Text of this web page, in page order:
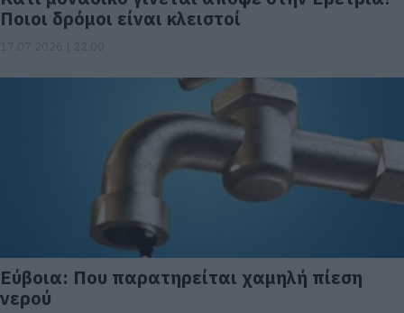
Ποιοι δρόμοι είναι κλειστοί
Εύβοια: Που παρατηρείται χαμηλή πίεση
νερού